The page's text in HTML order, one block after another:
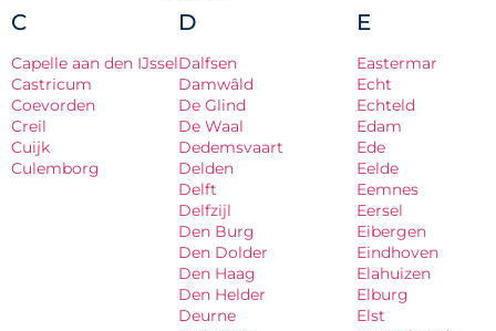
C
Capelle aan den IJssel
Castricum
Coevorden
Creil
Cuijk
Culemborg
D
Dalfsen
Damwâld
De Glind
De Waal
Dedemsvaart
Delden
Delft
Delfzijl
Den Burg
Den Dolder
Den Haag
Den Helder
Deurne
E
Eastermar
Echt
Echteld
Edam
Ede
Eelde
Eemnes
Eersel
Eibergen
Eindhoven
Elahuizen
Elburg
Elst